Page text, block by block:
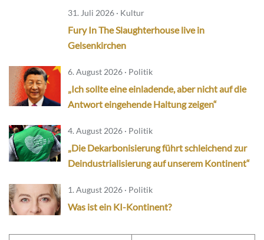
31. Juli 2026 · Kultur
Fury In The Slaughterhouse live in
Gelsenkirchen
6. August 2026 · Politik
„Ich sollte eine einladende, aber nicht auf die
Antwort eingehende Haltung zeigen“
4. August 2026 · Politik
„Die Dekarbonisierung führt schleichend zur
Deindustrialisierung auf unserem Kontinent“
1. August 2026 · Politik
Was ist ein KI-Kontinent?